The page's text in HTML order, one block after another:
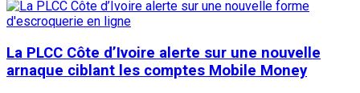
La PLCC Côte d’Ivoire alerte sur une nouvelle
arnaque ciblant les comptes Mobile Money